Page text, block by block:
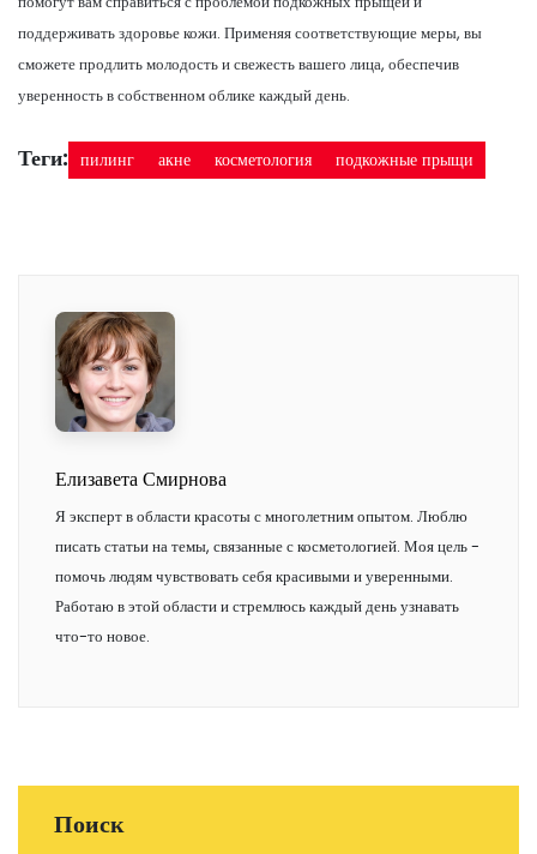
поддерживать здоровье кожи. Применяя соответствующие меры, вы
сможете продлить молодость и свежесть вашего лица, обеспечив
уверенность в собственном облике каждый день.
Теги: пилинг акне косметология подкожные прыщи
Елизавета Смирнова
Я эксперт в области красоты с многолетним опытом. Люблю
писать статьи на темы, связанные с косметологией. Моя цель -
помочь людям чувствовать себя красивыми и уверенными.
Работаю в этой области и стремлюсь каждый день узнавать
что-то новое.
Поиск